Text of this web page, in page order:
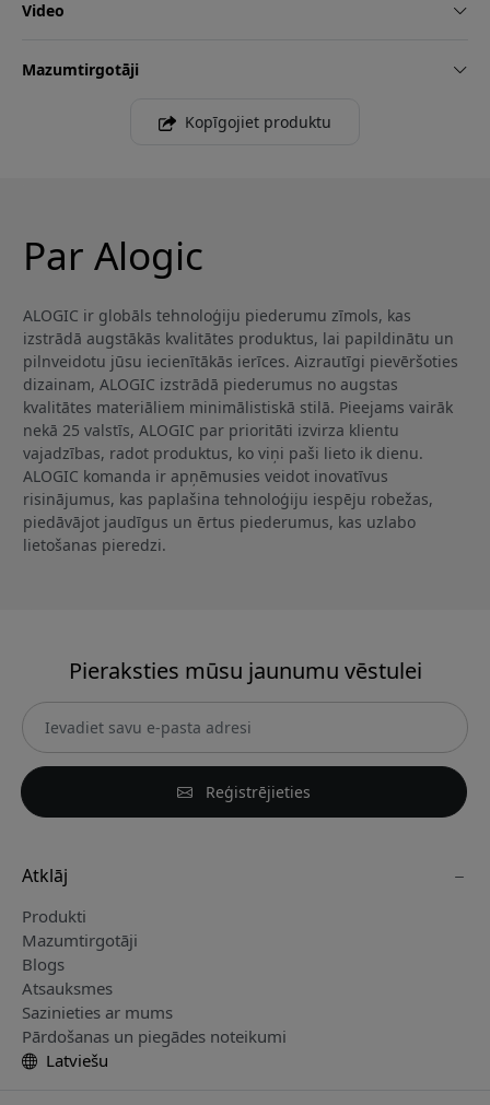
Video
Mazumtirgotāji
Kopīgojiet produktu
Par Alogic
ALOGIC ir globāls tehnoloģiju piederumu zīmols, kas
izstrādā augstākās kvalitātes produktus, lai papildinātu un
pilnveidotu jūsu iecienītākās ierīces. Aizrautīgi pievēršoties
dizainam, ALOGIC izstrādā piederumus no augstas
kvalitātes materiāliem minimālistiskā stilā. Pieejams vairāk
nekā 25 valstīs, ALOGIC par prioritāti izvirza klientu
vajadzības, radot produktus, ko viņi paši lieto ik dienu.
ALOGIC komanda ir apņēmusies veidot inovatīvus
risinājumus, kas paplašina tehnoloģiju iespēju robežas,
piedāvājot jaudīgus un ērtus piederumus, kas uzlabo
lietošanas pieredzi.
Pieraksties mūsu jaunumu vēstulei
Reģistrējieties
Atklāj
Produkti
Mazumtirgotāji
Blogs
Atsauksmes
Sazinieties ar mums
Pārdošanas un piegādes noteikumi
Latviešu